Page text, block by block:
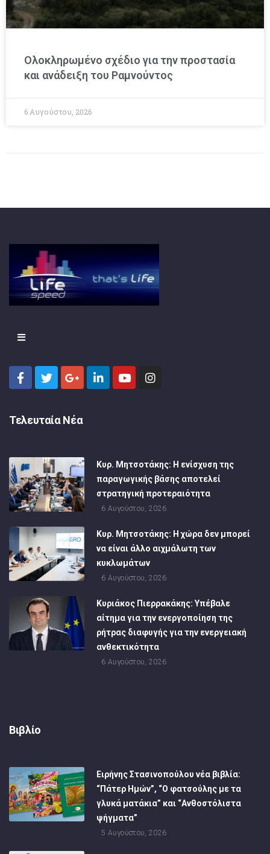
Ολοκληρωμένο σχέδιο για την προστασία
και ανάδειξη του Ραμνούντος
6 Αυγούστου, 2026
Τελευταία Νέα
Κυρ. Μητσοτάκης: Η ενίσχυση της
παραγωγικής βάσης αποτελεί
στρατηγική προτεραιότητα
6 Αυγούστου, 2026
Κυρ. Μητσοτάκης: Η χώρα δεν μπορεί
να είναι άλλο αιχμάλωτη των
κυκλωμάτων
6 Αυγούστου, 2026
Κυριάκος Πιερρακάκης: Υπέβαλε
αίτημα για την ενεργοποίηση της
ρήτρας διαφυγής για την ενεργειακή
ανθεκτικότητα
6 Αυγούστου, 2026
Βιβλίο
Ειρήνης Στασινοπούλου νέα βιβλία:
“Πάτερ Ημών”, “Ο φατσούλης με τα
γλυκά ματάκια” και “Ανθοστόλιστα
ψήγματα”
5 Αυγούστου, 2026